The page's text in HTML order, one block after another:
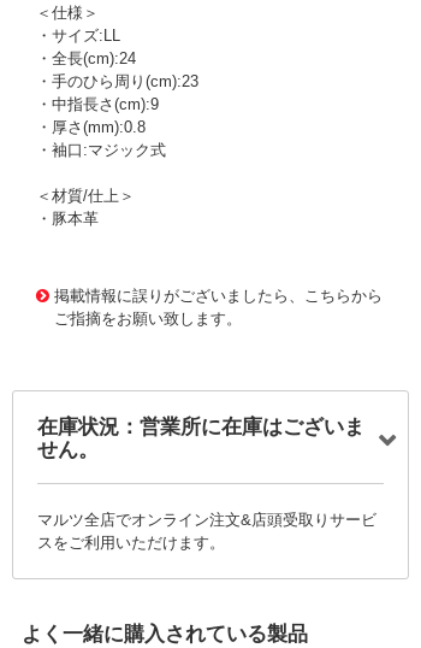
＜仕様＞
・サイズ:LL
・全長(cm):24
・手のひら周り(cm):23
・中指長さ(cm):9
・厚さ(mm):0.8
・袖口:マジック式
＜材質/仕上＞
・豚本革
掲載情報に誤りがございましたら、こちらから
ご指摘をお願い致します。
在庫状況：営業所に在庫はございま
せん。
マルツ全店でオンライン注文&店頭受取りサービ
スをご利用いただけます。
よく一緒に購入されている製品